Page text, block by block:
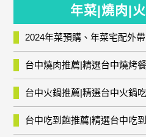
年菜|燒肉|
台中燒肉推薦|精選台中燒烤
台中吃到飽推薦|精選台中吃